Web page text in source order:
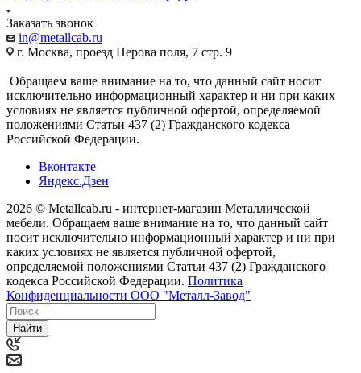
Заказать звонок
in@metallcab.ru
г. Москва, проезд Перова поля, 7 стр. 9
Обращаем ваше внимание на то, что данный сайт носит
исключительно информационный характер и ни при каких
условиях не является публичной офертой, определяемой
положениями Статьи 437 (2) Гражданского кодекса
Российской Федерации.
Вконтакте
Яндекс.Дзен
2026 © Metallcab.ru - интернет-магазин Металлической
мебели. Обращаем ваше внимание на то, что данный сайт
носит исключительно информационный характер и ни при
каких условиях не является публичной офертой,
определяемой положениями Статьи 437 (2) Гражданского
кодекса Российской Федерации. Политика
Конфиденциальности ООО "Металл-Завод"
Найти